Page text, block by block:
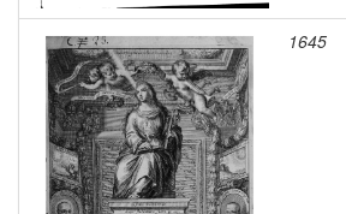
1645